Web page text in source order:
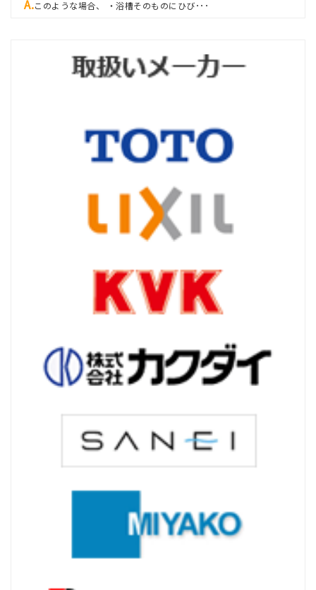
このような場合、 ・浴槽そのものにひび･･･